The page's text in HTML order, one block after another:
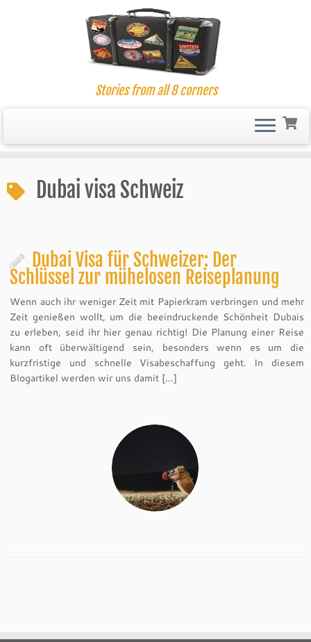
to
content
Stories from all 8 corners
Dubai visa Schweiz
Dubai Visa für Schweizer: Der
Schlüssel zur mühelosen Reiseplanung
Wenn auch ihr weniger Zeit mit Papierkram verbringen und mehr
Zeit genießen wollt, um die beeindruckende Schönheit Dubais
zu erleben, seid ihr hier genau richtig! Die Planung einer Reise
kann oft überwältigend sein, besonders wenn es um die
kurzfristige und schnelle Visabeschaffung geht. In diesem
Blogartikel werden wir uns damit […]